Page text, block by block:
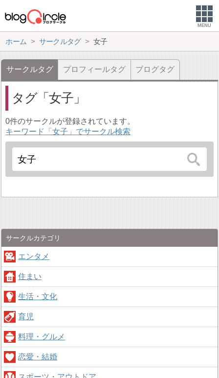
MENU
ホーム サークルタグ 女子
サークルタグ プロフィールタグ ブログタグ
タグ 女子
0件のサークルが登録されています。
キーワード「女子」でサークル検索
サークルカテゴリ
エンタメ
住まい
生活・文化
育児
料理・グルメ
恋愛・結婚